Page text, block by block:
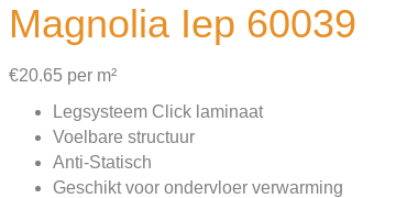
Magnolia Iep 60039
€20.65 per m²
Legsysteem Click laminaat
Voelbare structuur
Anti-Statisch
Geschikt voor ondervloer verwarming